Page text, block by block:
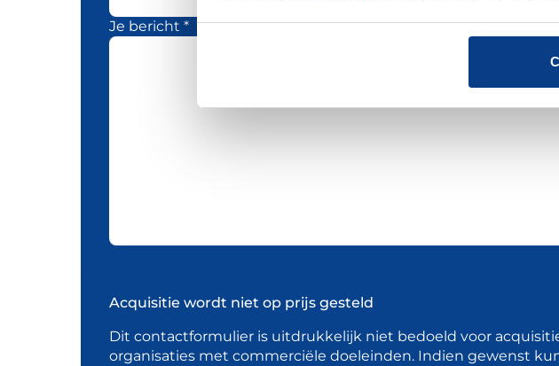
Je bericht *
Acquisitie wordt niet op prijs gesteld
Dit contactformulier is uitdrukkelijk niet bedoeld voor
organisaties met commerciële doeleinden. Indien gewenst